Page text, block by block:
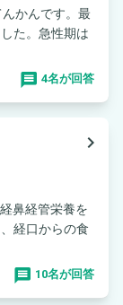
かんです。最
た。急性期は
4名が回答
navigate_next
鼻経管栄養を
経口からの食
10名が回答